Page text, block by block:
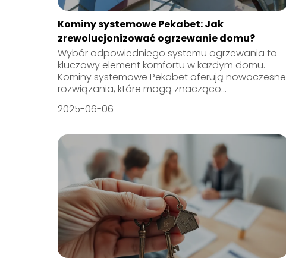
Kominy systemowe Pekabet: Jak
zrewolucjonizować ogrzewanie domu?
Wybór odpowiedniego systemu ogrzewania to
kluczowy element komfortu w każdym domu.
Kominy systemowe Pekabet oferują nowoczesne
rozwiązania, które mogą znacząco...
2025-06-06